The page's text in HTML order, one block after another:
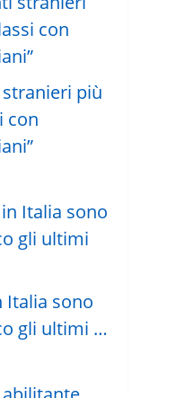
più
con
Italia sono
gli ultimi …